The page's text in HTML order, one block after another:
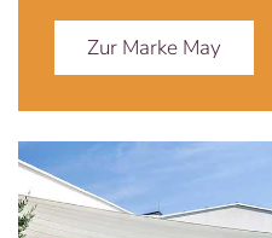
Zur Marke May